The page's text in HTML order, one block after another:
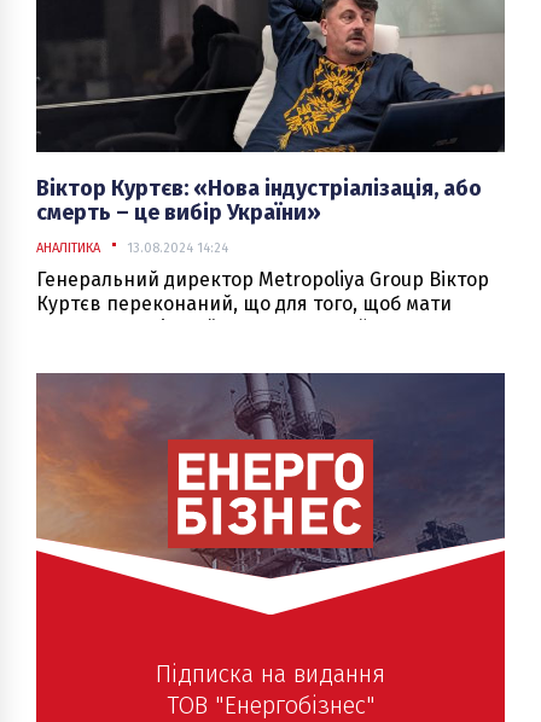
Віктор Куртєв: «Нова індустріалізація, або
смерть – це вибір України»
АНАЛІТИКА 13.08.2024 14:24
Генеральний директор Metropoliya Group Віктор
Куртєв переконаний, що для того, щоб мати
шанси на успішний розвиток України вже зараз
розподілені виробничі потужності по країні, що
ми експортуємо і яке наше місце в системі
глобального розподілу праці.
Підписка на видання
ТОВ "Енергобізнес"